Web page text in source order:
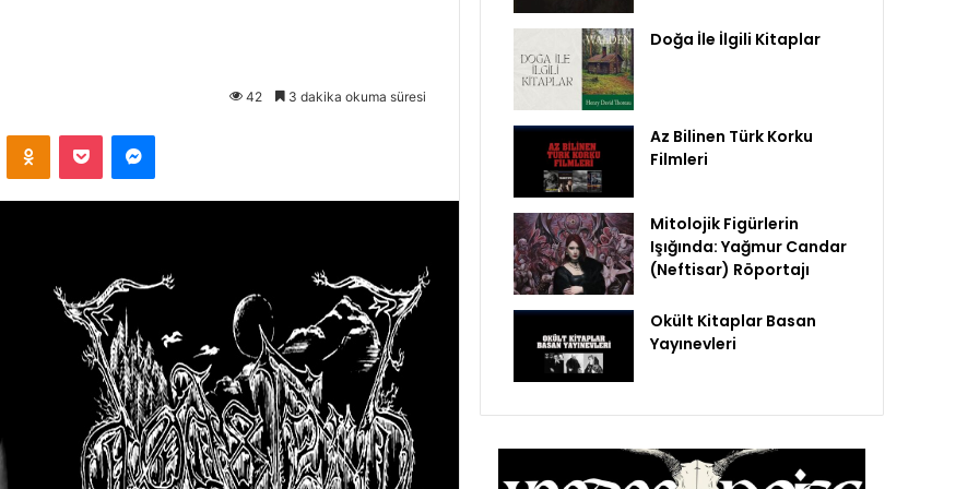
42 3 dakika okuma süresi
Odnoklassniki
Pocket Messenger
Doğa İle İlgili Kitaplar
Az Bilinen Türk Korku
Filmleri
Mitolojik Figürlerin
Işığında: Yağmur Candar
(Neftisar) Röportajı
Okült Kitaplar Basan
Yayınevleri